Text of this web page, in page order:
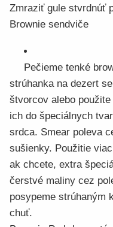
Zmraziť gule stvrdnúť
Brownie sendviče
Pečieme tenké
strúhanka na dezert
štvorcov alebo
ich do špeciálnych
srdca. Smear poleva
sušienky. Použitie
ak chcete, extra
čerstvé maliny cez
posypeme strúhaným
chuť.